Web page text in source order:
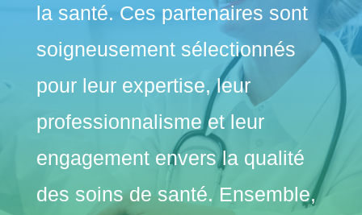
la santé. Ces partenaires sont
soigneusement sélectionnés
pour leur expertise, leur
professionnalisme et leur
engagement envers la qualité
des soins de santé. Ensemble,